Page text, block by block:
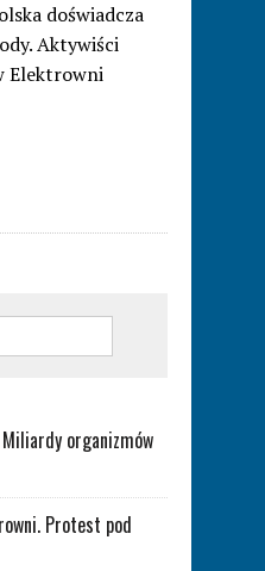
doświadcza
Aktywiści
Elektrowni
Miliardy organizmów
Protest pod